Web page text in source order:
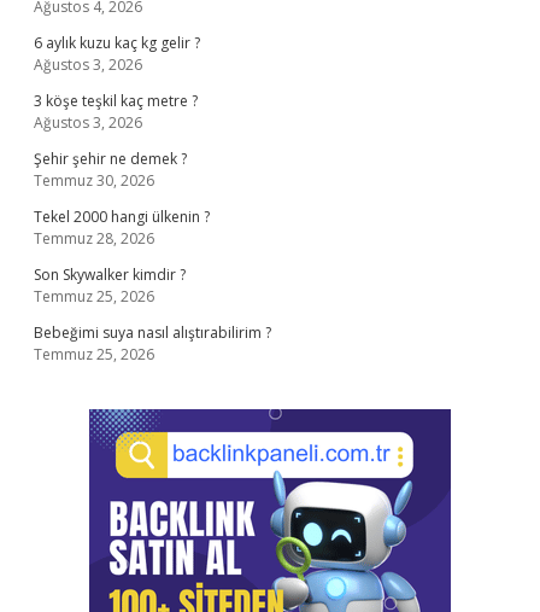
Ağustos 4, 2026
6 aylık kuzu kaç kg gelir ?
Ağustos 3, 2026
3 köşe teşkil kaç metre ?
Ağustos 3, 2026
Şehir şehir ne demek ?
Temmuz 30, 2026
Tekel 2000 hangi ülkenin ?
Temmuz 28, 2026
Son Skywalker kimdir ?
Temmuz 25, 2026
Bebeğimi suya nasıl alıştırabilirim ?
Temmuz 25, 2026